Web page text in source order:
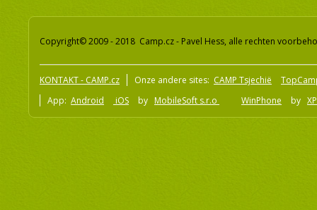
Copyright© 2009 - 2018 Camp.cz - Pavel Hess, alle rechten
KONTAKT - CAMP.cz Onze andere sites: CAMP Tsjechië
App: Android iOS by MobileSoft s.r.o WinPhone by